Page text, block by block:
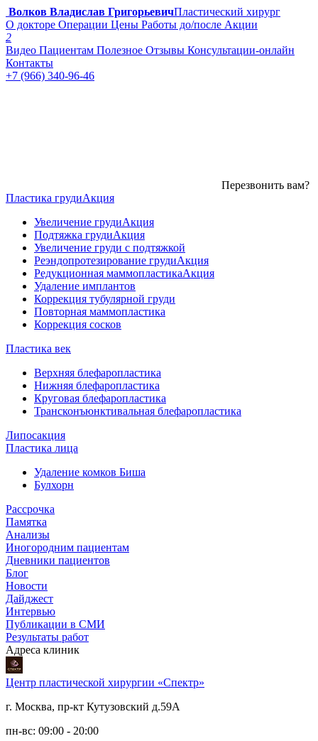
Волков Владислав ГригорьевичПластический хирург
О докторе Операции Цены Работы до/после Акции
2
Видео Пациентам Полезное Отзывы Консультации-онлайн
Контакты
+7 (966) 340-96-46
Перезвонить вам?
Пластика грудиАкция
Увеличение грудиАкция
Подтяжка грудиАкция
Увеличение груди с подтяжкой
Реэндопротезирование грудиАкция
Редукционная маммопластикаАкция
Удаление имплантов
Коррекция тубулярной груди
Повторная маммопластика
Коррекция сосков
Пластика век
Верхняя блефаропластика
Нижняя блефаропластика
Круговая блефаропластика
Трансконъюнктивальная блефаропластика
Липосакция
Пластика лица
Удаление комков Биша
Булхорн
Рассрочка
Памятка
Анализы
Иногородним пациентам
Дневники пациентов
Блог
Новости
Дайджест
Интервью
Публикации в СМИ
Результаты работ
Адреса клиник
Центр пластической хирургии «Спектр»
г. Москва, пр-кт Кутузовский д.59А
пн-вс: 09:00 - 20:00